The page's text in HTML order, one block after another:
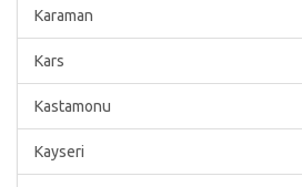
Karaman
Kars
Kastamonu
Kayseri